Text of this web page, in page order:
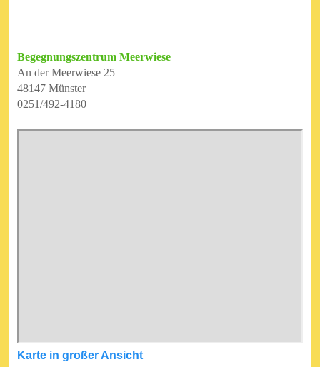
Begegnungszentrum Meerwiese
An der Meerwiese 25
48147 Münster
0251/492-4180
Karte in großer Ansicht